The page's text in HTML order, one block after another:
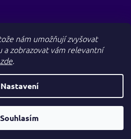
nám umožňují zvyšovat
zobrazovat vám relevantní
zde.
Nastavení
Souhlasím
Vytvořil Shoptet
. Všechna práva vyhrazena.